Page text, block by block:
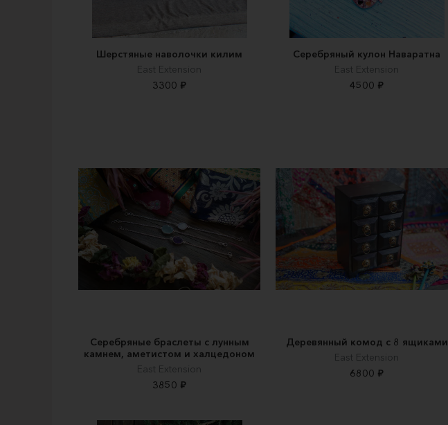
Шерстяные наволочки килим
East Extension
3300 ₽
Серебряный кулон Наваратна
East Extension
4500 ₽
Серебряные браслеты с лунным
камнем, аметистом и халцедоном
East Extension
3850 ₽
Деревянный комод с 8 ящиками
East Extension
6800 ₽